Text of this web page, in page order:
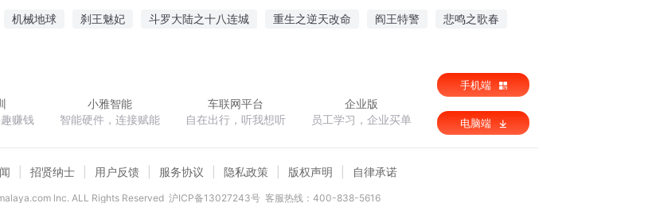
机械地球 刹王魅妃 斗罗大陆之十八连城 重生之逆天改命 阎王特警 悲鸣之歌春
赚钱
小雅智能
智能硬件，连接赋能
车联网平台
自在出行，听我想听
企业版
员工学习，企业买单
手机端
电脑端
招贤纳士 用户反馈 服务协议 隐私政策 版权声明 自律承诺
lnc. ALL Rights Reserved 沪ICP备13027243号 客服热线：400-838-5616